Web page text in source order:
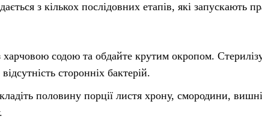
з кількох послідовних етапів, які запускають
содою та обдайте крутим окропом.
сторонніх бактерій.
половину порції листя хрону, смородини,